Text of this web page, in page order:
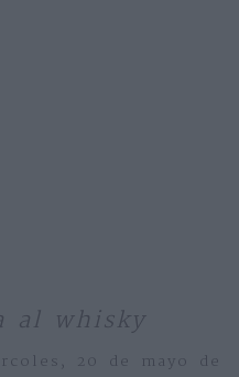
al whisky
20 de mayo de